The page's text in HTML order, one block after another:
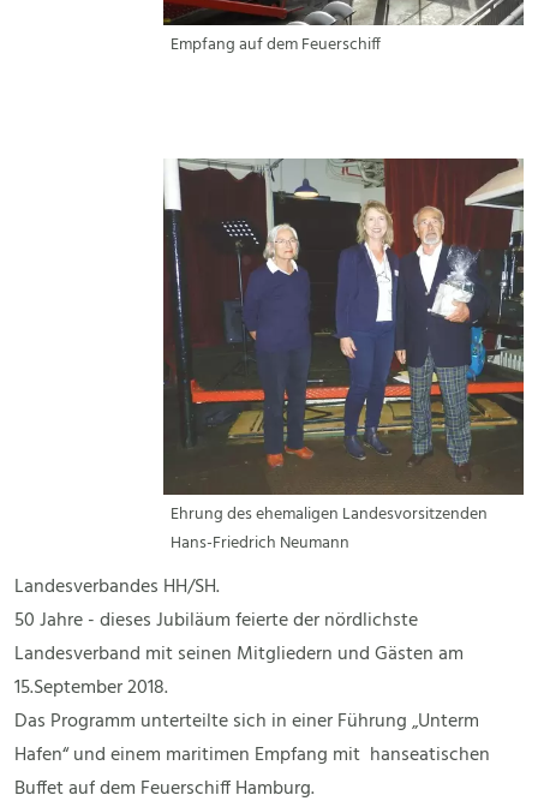
Empfang auf dem Feuerschiff
Ehrung des ehemaligen Landesvorsitzenden
Hans-Friedrich Neumann
Landesverbandes HH/SH.
50 Jahre - dieses Jubiläum feierte der nördlichste
Landesverband mit seinen Mitgliedern und Gästen am
15.September 2018.
Das Programm unterteilte sich in einer Führung „Unterm
Hafen“ und einem maritimen Empfang mit hanseatischen
Buffet auf dem Feuerschiff Hamburg.